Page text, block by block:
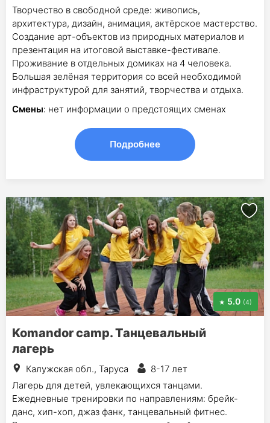
Творчество в свободной среде: живопись,
архитектура, дизайн, анимация, актёрское мастерство.
Создание арт-объектов из природных материалов и
презентация на итоговой выставке-фестивале.
Проживание в отдельных домиках на 4 человека.
Большая зелёная территория со всей необходимой
инфраструктурой для занятий, творчества и отдыха.
Смены: нет информации о предстоящих сменах
Подробнее
5.0 (4)
Komandor camp. Танцевальный
лагерь
Калужская обл., Таруса
8-17 лет
Лагерь для детей, увлекающихся танцами.
Ежедневные тренировки по направлениям: брейк-
данс, хип-хоп, джаз фанк, танцевальный фитнес.